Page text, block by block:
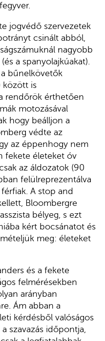
jogvédő szervezetek
csinált abból,
nagyobb
a spanyolajkúakat).
bűnelkövetők
között is
rendőrök érthetően
motozásával
hogy beálljon a
védte az
az éppenhogy nem
fekete életeket óv
az áldozatok (90
felülreprezentálva
A stop and
Bloombergre
bélyeg, s ezt
kért bocsánatot és
meg: életeket
és a fekete
felmérésekben
arányban
Ám abban a
kérdésből valóságos
szavazás időpontja,